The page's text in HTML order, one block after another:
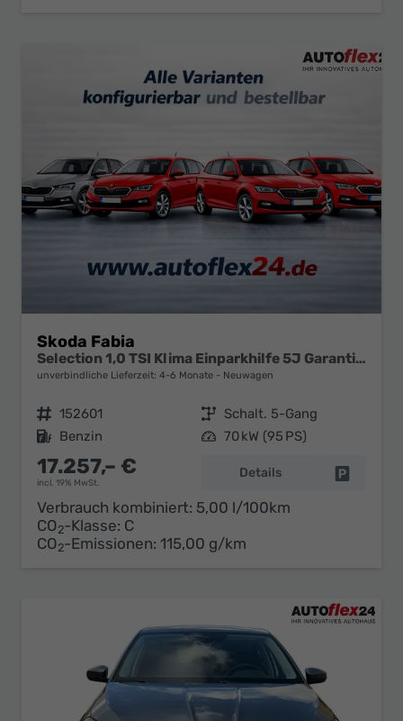
Skoda Fabia
Selection 1,0 TSI Klima Einparkhilfe 5J Garantie LED Apple Carplay Bluetooth
unverbindliche Lieferzeit: 4-6 Monate Neuwagen
Fahrzeugnr. 152601 Getriebe Schalt. 5-Gang
Kraftstoff Benzin Leistung 70 kW (95 PS)
17.257,– €
incl. 19% MwSt.
Details
Verbrauch kombiniert: 5,00 l/100km
CO2-Klasse: C
CO2-Emissionen: 115,00 g/km